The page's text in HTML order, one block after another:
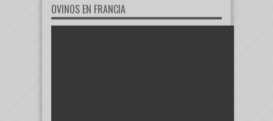
OVINOS EN FRANCIA